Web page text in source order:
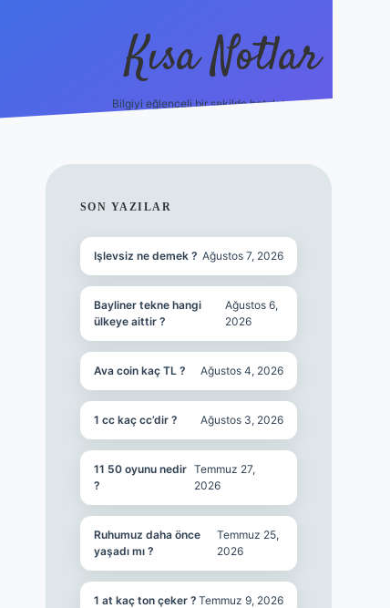
Kısa Notlar
Bilgiyi eğlenceli bir şekilde hatırlatan durak.
SIDEBAR
SON YAZILAR
Işlevsiz ne demek ? Ağustos 7, 2026
Bayliner tekne hangi
ülkeye aittir ?
Ağustos 6,
2026
Ava coin kaç TL ? Ağustos 4, 2026
1 cc kaç cc’dir ? Ağustos 3, 2026
11 50 oyunu nedir
?
Temmuz 27,
2026
Ruhumuz daha önce
yaşadı mı ?
Temmuz 25,
2026
1 at kaç ton çeker ? Temmuz 9, 2026
elexbett.net